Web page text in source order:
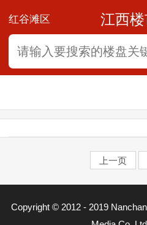
红谷滩区 江西楼
上一页
Copyright © 2012 - 2019
东湖
西湖